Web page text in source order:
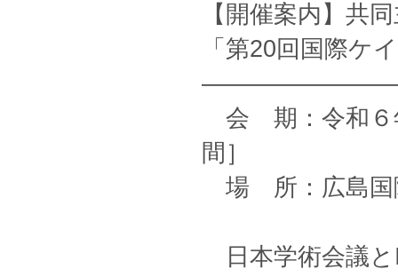
【開催案内】共
「第20回国際ケ
会 期：令和６
間］
場 所：広島国
日本学術会議と